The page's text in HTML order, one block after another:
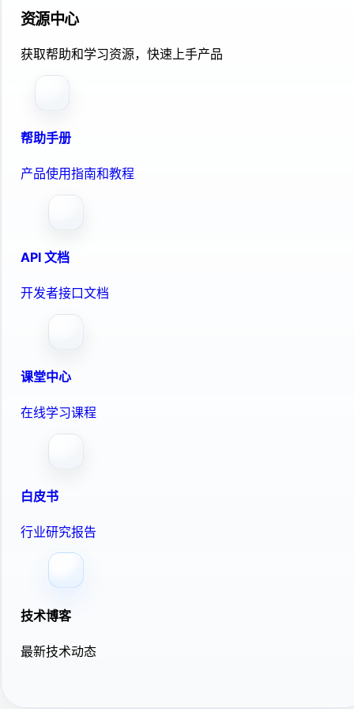
资源中心
获取帮助和学习资源，快速上手产品
帮助手册
产品使用指南和教程
API 文档
开发者接口文档
课堂中心
在线学习课程
白皮书
行业研究报告
技术博客
最新技术动态